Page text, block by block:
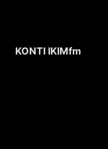
KONTI IKIMfm